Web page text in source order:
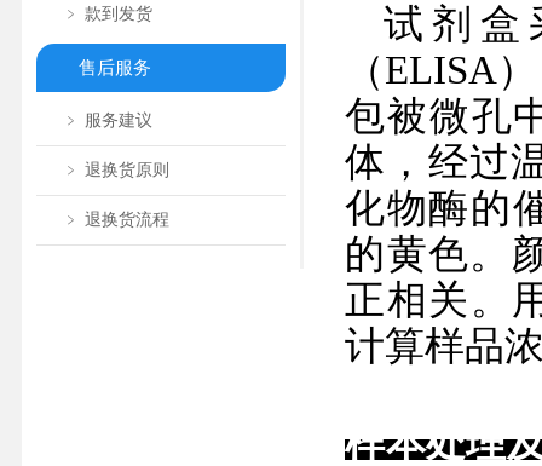
﹥ 款到发货
售后服务
﹥ 服务建议
﹥ 退换货原则
﹥ 退换货流程
试剂盒
（ELISA
包被微孔
体，经过
化物酶的
的黄色。
正相关。
计算样品
样本处理